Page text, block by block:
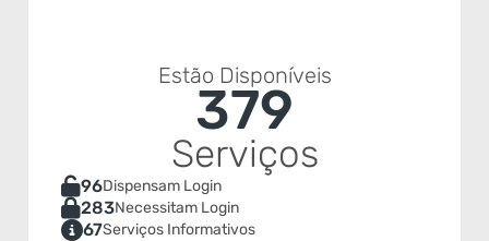
Estão Disponíveis
379
Serviços
96Dispensam Login
283Necessitam Login
67Serviços Informativos